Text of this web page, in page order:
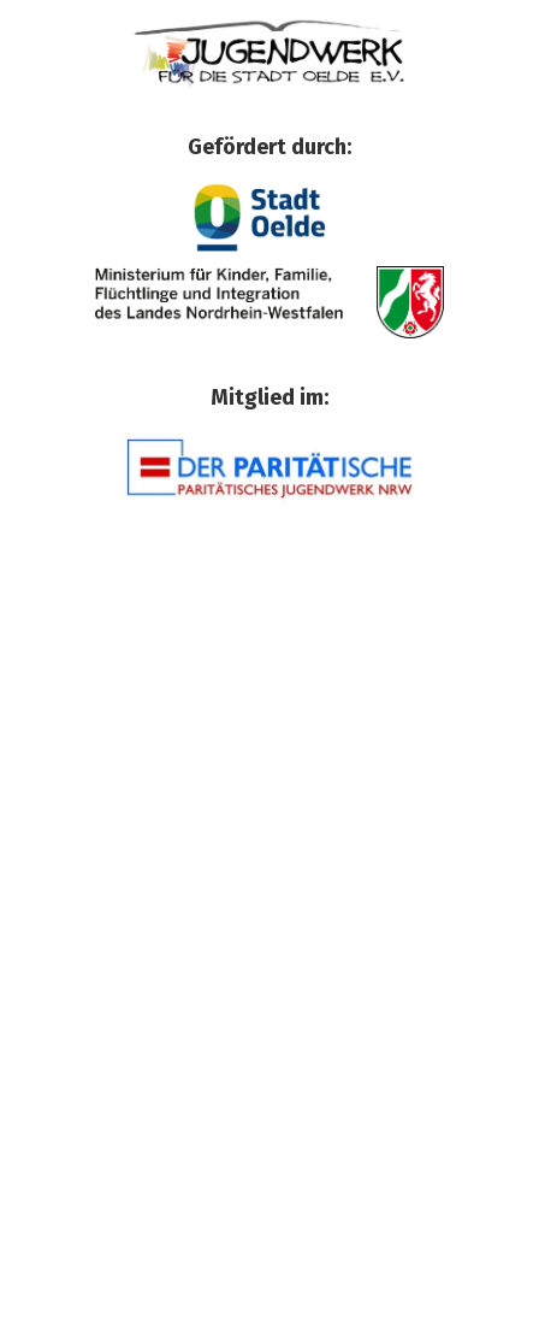
Gefördert durch:
Mitglied im: